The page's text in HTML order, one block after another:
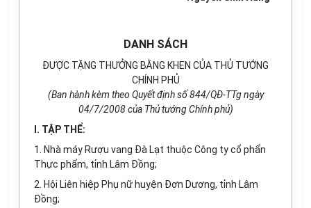
DANH SÁCH
ĐƯỢC TẶNG THƯỞNG BẰNG KHEN CỦA THỦ TƯỚNG
CHÍNH PHỦ
(Ban hành kèm theo Quyết định số 844/QĐ-TTg ngày
04/7/2008 của Thủ tướng Chính phủ)
I. TẬP THỂ:
1. Nhà máy Rượu vang Đà Lạt thuộc Công ty cổ phẩn
Thực phẩm, tỉnh Lâm Đồng;
2. Hội Liên hiệp Phụ nữ huyện Đơn Dương, tỉnh Lâm
Đồng;